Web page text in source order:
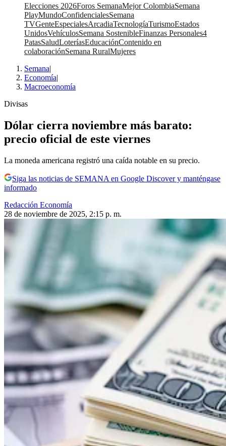
Elecciones 2026Foros SemanaMejor ColombiaSemana
PlayMundoConfidencialesSemana
TVGenteEspecialesArcadiaTecnologíaTurismoEstados
UnidosVehículosSemana SostenibleFinanzas Personales4
PatasSaludLoteríasEducaciónContenido en
colaboraciónSemana RuralMujeres
Semana|
Economía|
Macroeconomía
Divisas
Dólar cierra noviembre más barato:
precio oficial de este viernes
La moneda americana registró una caída notable en su precio.
Siga las noticias de SEMANA en Google Discover y manténgase
informado
Redacción Economía
28 de noviembre de 2025, 2:15 p. m.